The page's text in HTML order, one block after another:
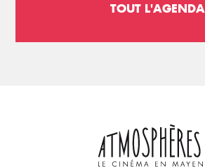
TOUT L'AGENDA